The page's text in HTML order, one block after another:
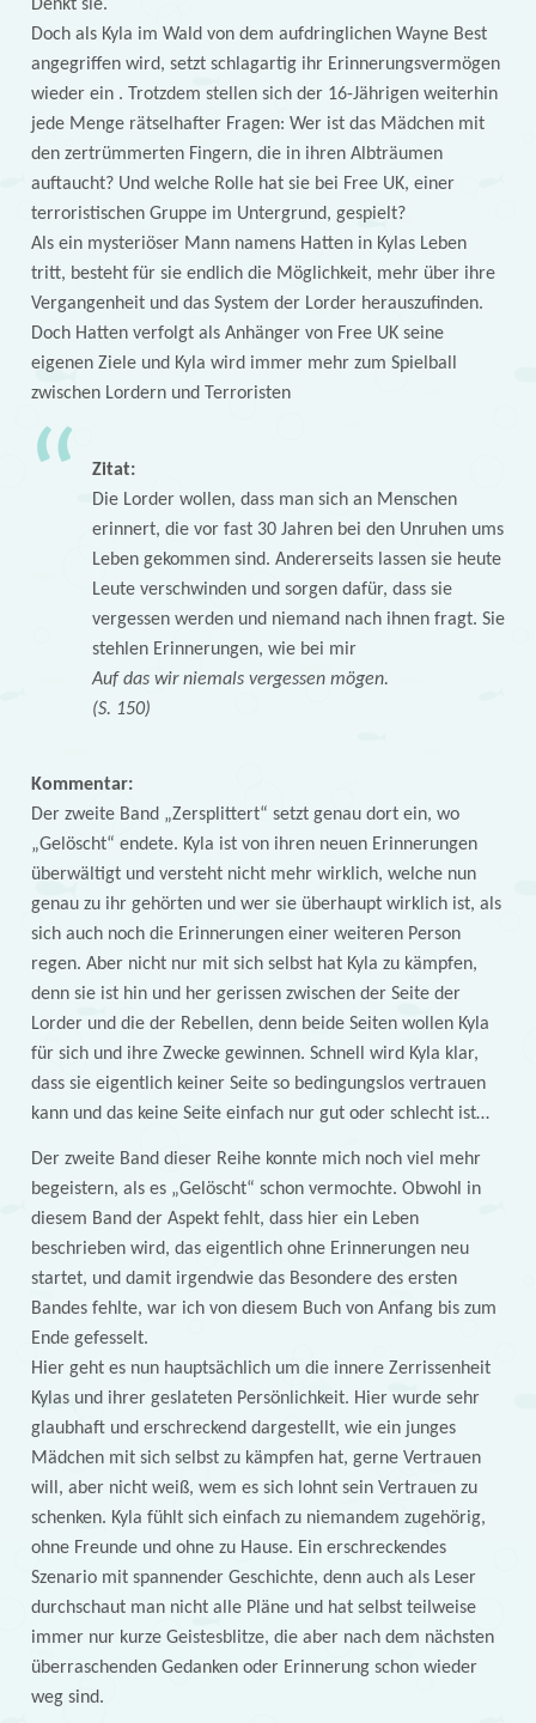
Denkt sie.
Doch als Kyla im Wald von dem aufdringlichen Wayne Best
angegriffen wird, setzt schlagartig ihr Erinnerungsvermögen
wieder ein . Trotzdem stellen sich der 16-Jährigen weiterhin
jede Menge rätselhafter Fragen: Wer ist das Mädchen mit
den zertrümmerten Fingern, die in ihren Albträumen
auftaucht? Und welche Rolle hat sie bei Free UK, einer
terroristischen Gruppe im Untergrund, gespielt?
Als ein mysteriöser Mann namens Hatten in Kylas Leben
tritt, besteht für sie endlich die Möglichkeit, mehr über ihre
Vergangenheit und das System der Lorder herauszufinden.
Doch Hatten verfolgt als Anhänger von Free UK seine
eigenen Ziele und Kyla wird immer mehr zum Spielball
zwischen Lordern und Terroristen
Zitat:
Die Lorder wollen, dass man sich an Menschen
erinnert, die vor fast 30 Jahren bei den Unruhen ums
Leben gekommen sind. Andererseits lassen sie heute
Leute verschwinden und sorgen dafür, dass sie
vergessen werden und niemand nach ihnen fragt. Sie
stehlen Erinnerungen, wie bei mir
Auf das wir niemals vergessen mögen.
(S. 150)
Kommentar:
Der zweite Band „Zersplittert“ setzt genau dort ein, wo
„Gelöscht“ endete. Kyla ist von ihren neuen Erinnerungen
überwältigt und versteht nicht mehr wirklich, welche nun
genau zu ihr gehörten und wer sie überhaupt wirklich ist, als
sich auch noch die Erinnerungen einer weiteren Person
regen. Aber nicht nur mit sich selbst hat Kyla zu kämpfen,
denn sie ist hin und her gerissen zwischen der Seite der
Lorder und die der Rebellen, denn beide Seiten wollen Kyla
für sich und ihre Zwecke gewinnen. Schnell wird Kyla klar,
dass sie eigentlich keiner Seite so bedingungslos vertrauen
kann und das keine Seite einfach nur gut oder schlecht ist…
Der zweite Band dieser Reihe konnte mich noch viel mehr
begeistern, als es „Gelöscht“ schon vermochte. Obwohl in
diesem Band der Aspekt fehlt, dass hier ein Leben
beschrieben wird, das eigentlich ohne Erinnerungen neu
startet, und damit irgendwie das Besondere des ersten
Bandes fehlte, war ich von diesem Buch von Anfang bis zum
Ende gefesselt.
Hier geht es nun hauptsächlich um die innere Zerrissenheit
Kylas und ihrer geslateten Persönlichkeit. Hier wurde sehr
glaubhaft und erschreckend dargestellt, wie ein junges
Mädchen mit sich selbst zu kämpfen hat, gerne Vertrauen
will, aber nicht weiß, wem es sich lohnt sein Vertrauen zu
schenken. Kyla fühlt sich einfach zu niemandem zugehörig,
ohne Freunde und ohne zu Hause. Ein erschreckendes
Szenario mit spannender Geschichte, denn auch als Leser
durchschaut man nicht alle Pläne und hat selbst teilweise
immer nur kurze Geistesblitze, die aber nach dem nächsten
überraschenden Gedanken oder Erinnerung schon wieder
weg sind.